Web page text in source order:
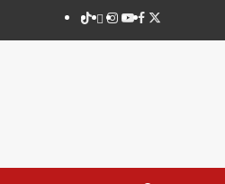
TikTok
threads
Instagram
Youtube
Facebook
X